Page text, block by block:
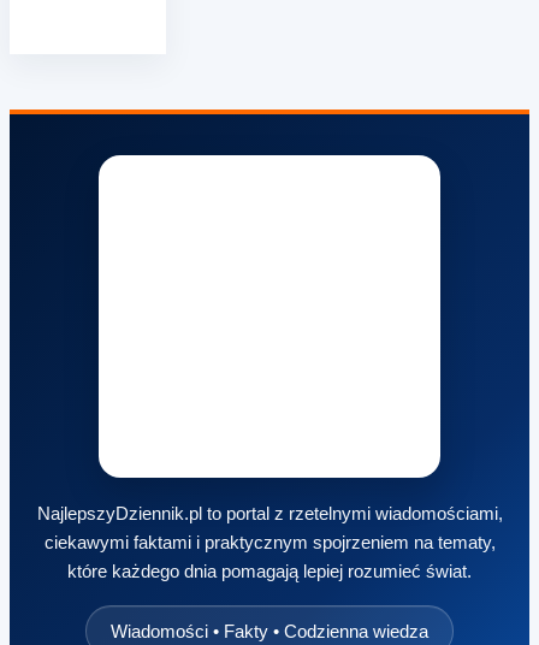
NajlepszyDziennik.pl to portal z rzetelnymi wiadomościami,
ciekawymi faktami i praktycznym spojrzeniem na tematy,
które każdego dnia pomagają lepiej rozumieć świat.
Wiadomości • Fakty • Codzienna wiedza